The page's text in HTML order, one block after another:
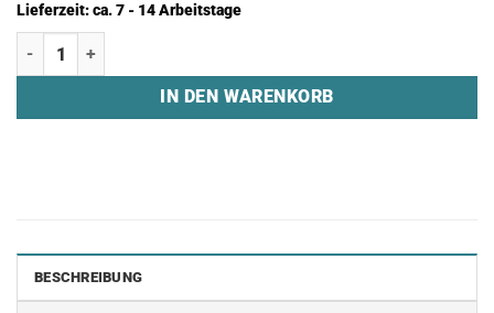
Lieferzeit:ca. 7 - 14 Arbeitstage
Mousepad XXL "REVEAL MULTIGAMING" Menge
IN DEN WARENKORB
BESCHREIBUNG